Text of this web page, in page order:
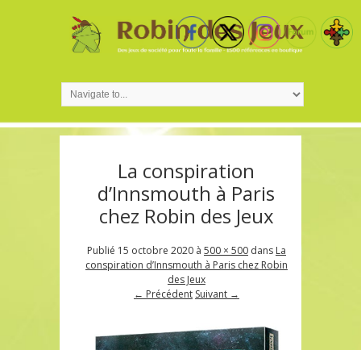
La conspiration
d’Innsmouth à Paris
chez Robin des Jeux
Publié 15 octobre 2020à 500 × 500dans La
conspiration d’Innsmouth à Paris chez Robin
des Jeux
← Précédent Suivant →